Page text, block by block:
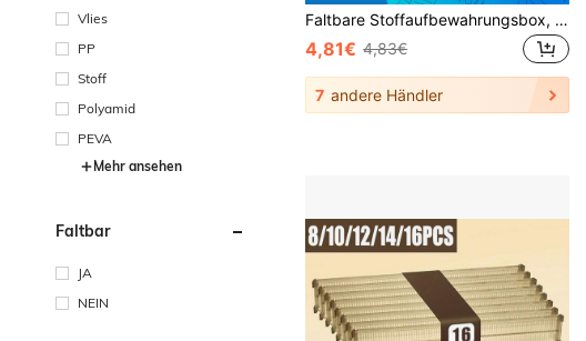
Vlies
PP
Stoff
Polyamid
PEVA
Mehr ansehen
Faltbar
JA
NEIN
Faltbare Stoffaufbewahrungsbox, Stoffschubladenorganizer, Kleiderschrank-Organizer für Garderobe, Mehrzweck-Aufbewahrungsbox mit Trennwand für Kleidung, Accessoires, Schlafzimmer-Organisation, Wohndekor-Aufbewahrungslösung
4,81€ 4,83€
7 andere Händler